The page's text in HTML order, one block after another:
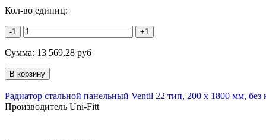
Кол-во единиц:
-1 +1
Сумма: 13 569,28 руб
Радиатор стальной панельный Ventil 22 тип, 200 х 1800 мм,
Производитель Uni-Fitt